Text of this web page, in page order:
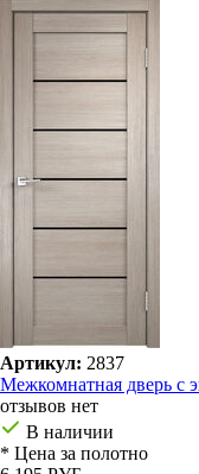
Артикул: 2837
Межкомнатная дверь с
отзывов нет
В наличии
* Цена за полотно